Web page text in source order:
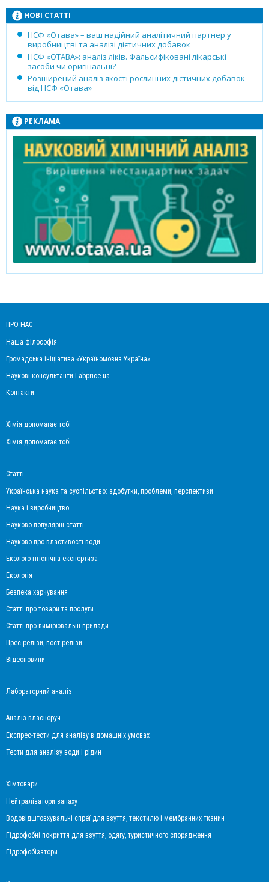
НОВІ СТАТТІ
НСФ «Отава» – ваш надійний аналітичний партнер у
виробництві та аналізі дієтичних добавок
НСФ «ОТАВА»: аналіз ліків. Фальсифіковані лікарські
засоби чи оригінальні?
Розширений аналіз якості рослинних дієтичних добавок
від НСФ «Отава»
РЕКЛАМА
ПРО НАС
Наша філософія
Громадська ініціатива «Україномовна Україна»
Наукові консультанти Labprice.ua
Контакти
Хімія допомагає тобі
Хімія допомагає тобі
Статті
Українська наука та суспільство: здобутки, проблеми, перспективи
Наука і виробництво
Науково-популярні статті
Науково про властивості води
Еколого-гігієнічна експертиза
Екологія
Безпека харчування
Статті про товари та послуги
Статті про вимірювальні прилади
Прес-релізи, пост-релізи
Відеоновини
Лабораторний аналіз
Аналіз власноруч
Експрес-тести для аналізу в домашніх умовах
Тести для аналізу води і рідин
Хімтовари
Нейтралізатори запаху
Водовідштовхувальні спреї для взуття, текстилю і мембранних тканин
Гідрофобні покриття для взуття, одягу, туристичного спорядження
Гідрофобізатори